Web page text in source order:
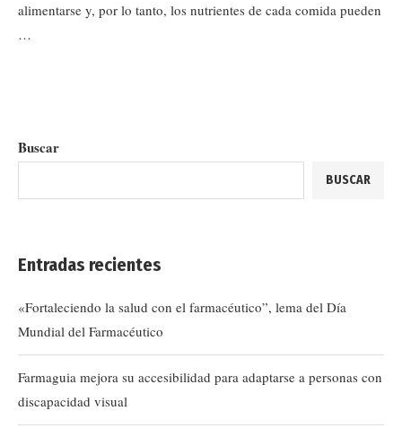
alimentarse y, por lo tanto, los nutrientes de cada comida pueden
…
Buscar
BUSCAR
Entradas recientes
«Fortaleciendo la salud con el farmacéutico”, lema del Día
Mundial del Farmacéutico
Farmaguia mejora su accesibilidad para adaptarse a personas con
discapacidad visual